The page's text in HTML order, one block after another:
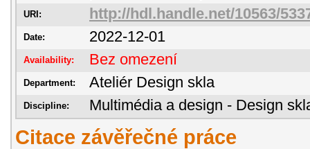
URI: http://hdl.handle.net/10563/
Date: 2022-12-01
Availability: Bez omezení
Department: Ateliér Design skla
Discipline: Multimédia a design - Design
Citace závěřečné práce